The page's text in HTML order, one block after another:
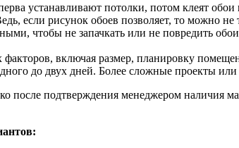
устанавливают потолки, потом клеят
если рисунок обоев позволяет, то можно
чтобы не запачкать или не повредить
факторов, включая размер, планировку
до двух дней. Более сложные проекты
после подтверждения менеджером наличия